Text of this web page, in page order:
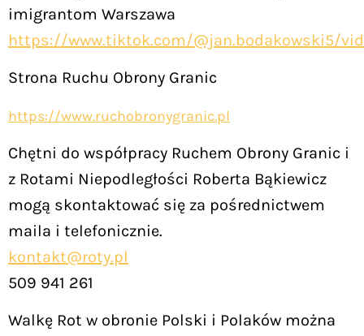
imigrantom Warszawa
https://www.tiktok.com/@jan.bodakowski5/
Strona Ruchu Obrony Granic
https://www.ruchobronygranic.pl
Chętni do współpracy Ruchem Obrony Granic i
z Rotami Niepodległości Roberta Bąkiewicz
mogą skontaktować się za pośrednictwem
maila i telefonicznie.
kontakt@roty.pl
509 941 261
Walkę Rot w obronie Polski i Polaków można